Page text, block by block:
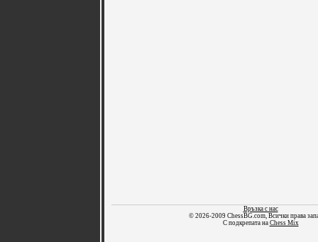
Връзка с нас
© 2026-2009 ChessBG.com, Всички права
С подкрепата на Chess Mix